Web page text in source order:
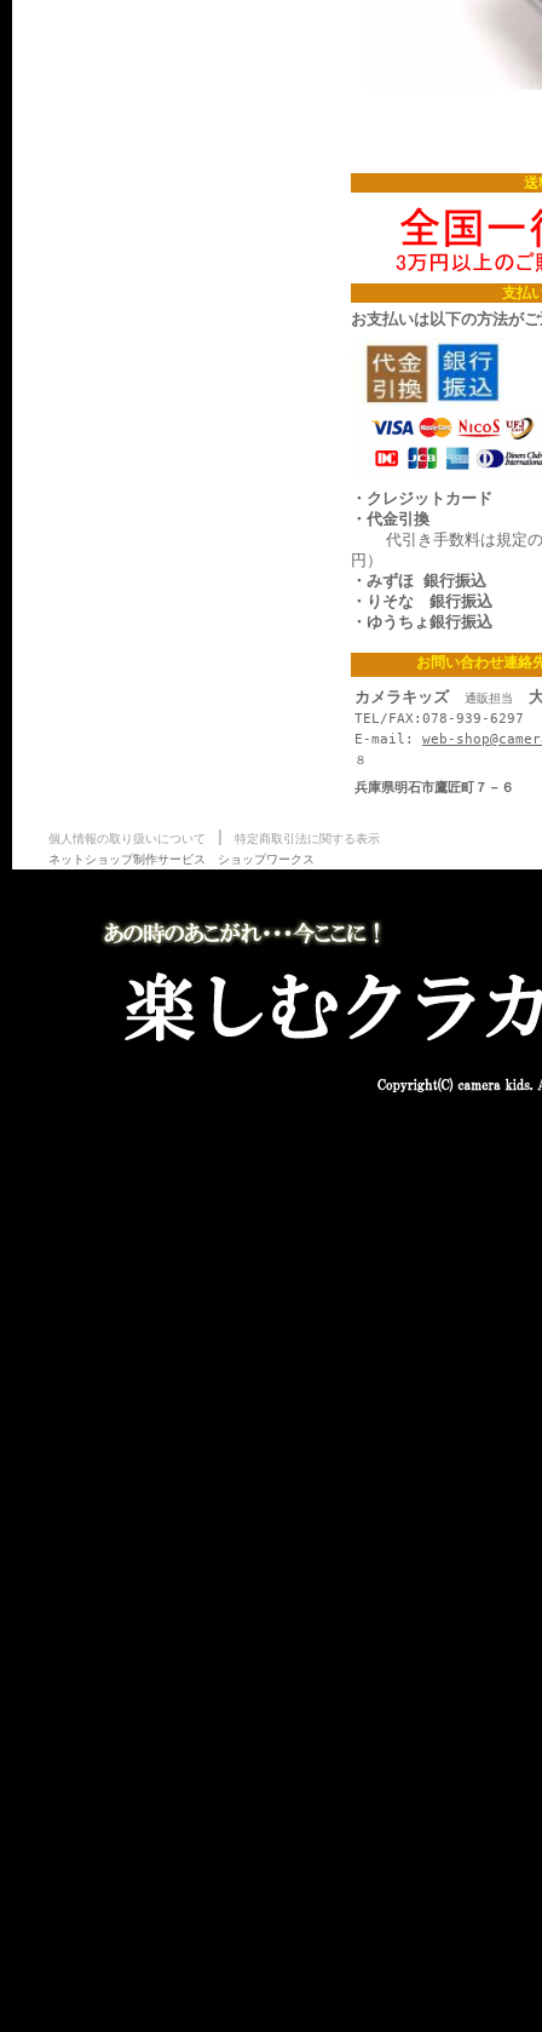
送
支払
お支払いは以下の方法が
・クレジットカード
・代金引換
代引き手数料は規定の
円）
・みずほ 銀行振込
・りそな 銀行振込
・ゆうちょ銀行振込
お問い合わせ連絡
カメラキッズ 通販担当
TEL/FAX:078-939-6297
E-mail: web-
８
兵庫県明石市鷹匠町７－６
個人情報の取り扱いについて
特定商取引法に関する表示
ネットショップ制作サービス ショップワークス